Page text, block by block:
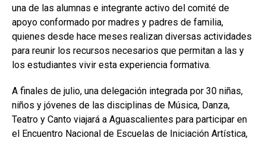
una de las alumnas e integrante activo del comité de
apoyo conformado por madres y padres de familia,
quienes desde hace meses realizan diversas actividades
para reunir los recursos necesarios que permitan a las y
los estudiantes vivir esta experiencia formativa.
A finales de julio, una delegación integrada por 30 niñas,
niños y jóvenes de las disciplinas de Música, Danza,
Teatro y Canto viajará a Aguascalientes para participar en
el Encuentro Nacional de Escuelas de Iniciación Artística,